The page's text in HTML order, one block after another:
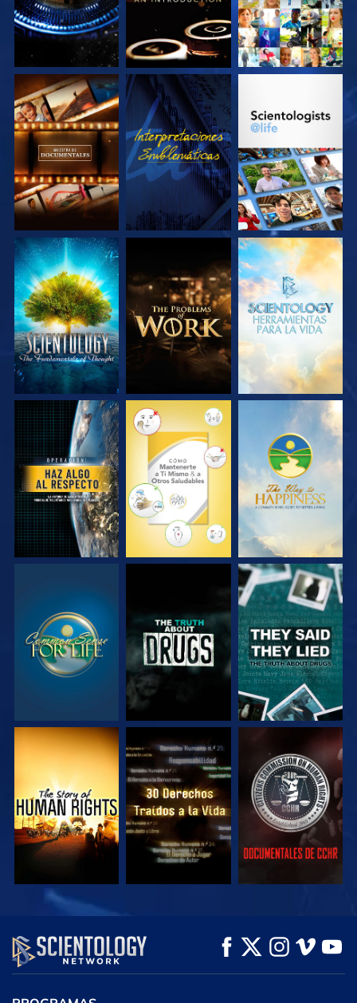
EXPLORA LAS
SERIES
VE
EXPLORA LAS
EXPLORA LAS
SERIES
EXPLORA LAS
SERIES
EXPLORA LAS
SERIES
VE VE VE
VE VE
VE VE VE
VE
EXPLORA LAS
SERIES